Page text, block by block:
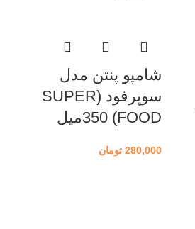
شامپو پنتن مدل
سوپرفود (SUPER
FOOD) 350میل
280,000 تومان